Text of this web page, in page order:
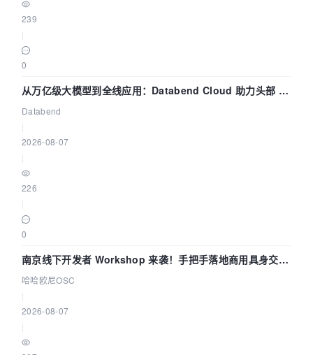
239
0
从万亿级大模型到全线应用：Databend Cloud 助力头部 AI
企业构建全链路 Trace 数据管道
Databend
2026-08-07
226
0
南京线下开发者 Workshop 来袭！手把手落地商用具身交互
智能 Agent 应用
哈哈欧尼OSC
2026-08-07